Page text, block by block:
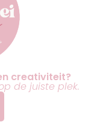
creativiteit?
de juiste plek.